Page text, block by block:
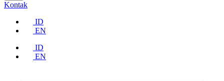
Kontak
ID
EN
ID
EN